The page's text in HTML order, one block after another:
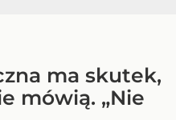
ma skutek,
mówią. „Nie